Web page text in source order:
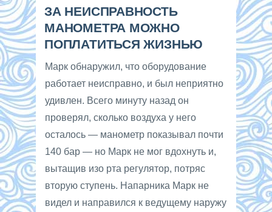
ЗА НЕИСПРАВНОСТЬ
МАНОМЕТРА МОЖНО
ПОПЛАТИТЬСЯ ЖИЗНЬЮ
Марк обнаружил, что оборудование
работает неисправно, и был неприятно
удивлен. Всего минуту назад он
проверял, сколько воздуха у него
осталось — манометр показывал почти
140 бар — но Марк не мог вдохнуть и,
вытащив изо рта регулятор, потряс
вторую ступень. Напарника Марк не
видел и направился к ведущему наружу